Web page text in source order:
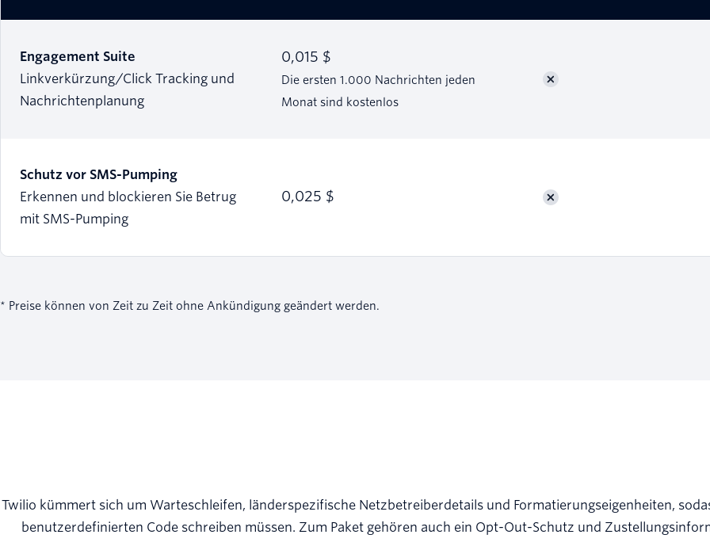
Engagement Suite
Linkverkürzung/Click Tracking und
Nachrichtenplanung
0,015 $
Die ersten 1.000 Nachrichten jeden
Monat sind kostenlos
Schutz vor SMS-Pumping
Erkennen und blockieren Sie Betrug
mit SMS-Pumping
0,025 $
* Preise können von Zeit zu Zeit ohne Ankündigung geändert werden.
Twilio kümmert sich um Warteschleifen, länderspezifische Netzbetreiberdetails und Formatierungseigenheiten,
benutzerdefinierten Code schreiben müssen. Zum Paket gehören auch ein Opt-Out-Schutz und